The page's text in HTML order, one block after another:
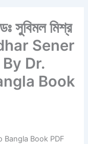
সুবিমল মিশ্র
Sener
Dr.
Book